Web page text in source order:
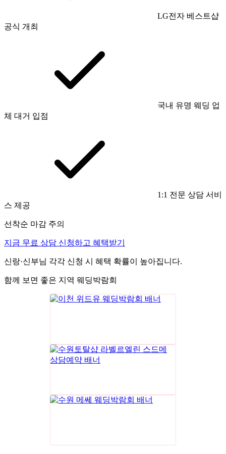
LG전자 베스트샵
공식 개최
국내 유명 웨딩 업
체 대거 입점
1:1 전문 상담 서비
스 제공
선착순 마감 주의
지금 무료 상담 신청하고 혜택받기
신랑·신부님 각각 신청 시 혜택 확률이 높아집니다.
함께 보면 좋은 지역 웨딩박람회